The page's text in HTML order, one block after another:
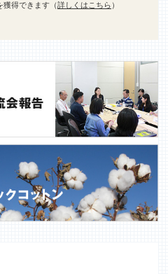
獲得できます（詳しくはこちら ）